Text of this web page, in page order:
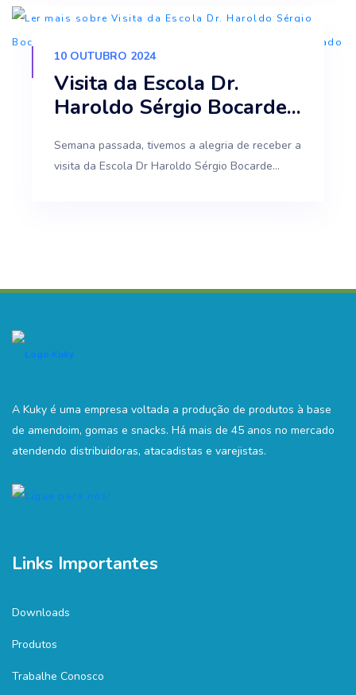
10 OUTUBRO 2024
Visita da Escola Dr.
Haroldo Sérgio Bocarde...
Semana passada, tivemos a alegria de receber a
visita da Escola Dr Haroldo Sérgio Bocarde...
A Kuky é uma empresa voltada a produção de produtos à base
de amendoim, gomas e snacks. Há mais de 45 anos no mercado
atendendo distribuidoras, atacadistas e varejistas.
Links Importantes
Downloads
Produtos
Trabalhe Conosco